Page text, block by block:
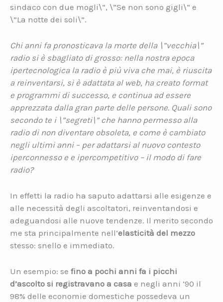
sindaco con due mogli\”, \”Se non sono gigli\” e
\”La notte dei soli\”.
Chi anni fa pronosticava la morte della \”vecchia\”
radio si è sbagliato di grosso: nella nostra epoca
ipertecnologica la radio è più viva che mai, è riuscita
a reinventarsi, si è adattata al web, ha creato format
e programmi di successo, e continua ad essere
apprezzata dalla gran parte delle persone. Quali sono
secondo te i \”segreti\” che hanno permesso alla
radio di non diventare obsoleta, e come è cambiato
negli ultimi anni – per adattarsi al nuovo contesto
iperconnesso e e ipercompetitivo – il modo di fare
radio?
In effetti la radio ha saputo adattarsi alle esigenze e
alle necessità degli ascoltatori, reinventandosi e
adeguandosi alle nuove tendenze. Il merito secondo
me sta principalmente nell’elasticità del mezzo
stesso: snello e immediato.
Un esempio: se fino a pochi anni fa i picchi
d’ascolto si registravano a casa e negli anni ’90 il
98% delle economie domestiche possedeva un